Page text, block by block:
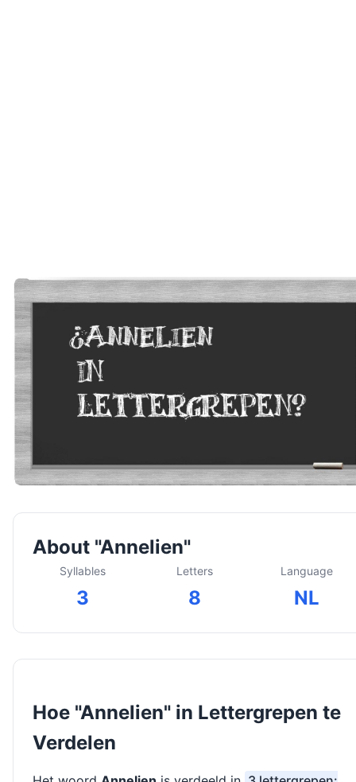
About "Annelien"
Syllables
3
Letters
8
Language
NL
Hoe "Annelien" in Lettergrepen te
Verdelen